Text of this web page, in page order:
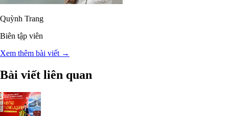
Quỳnh Trang
Biên tập viên
Xem thêm bài viết →
Bài viết liên quan